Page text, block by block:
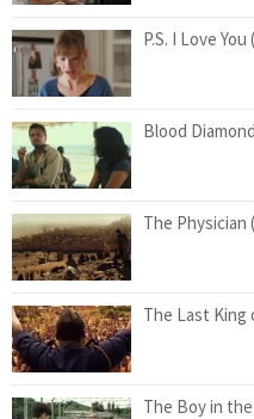
P.S. I Love You
Blood
The Physician
The Last King
The Boy in the